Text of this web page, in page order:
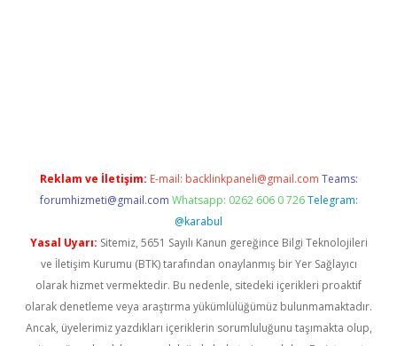
Reklam ve İletişim: E-mail: backlinkpaneli@gmail.com Teams:
forumhizmeti@gmail.com Whatsapp: 0262 606 0 726 Telegram:
@karabul
Yasal Uyarı: Sitemiz, 5651 Sayılı Kanun gereğince Bilgi Teknolojileri
ve İletişim Kurumu (BTK) tarafından onaylanmış bir Yer Sağlayıcı
olarak hizmet vermektedir. Bu nedenle, sitedeki içerikleri proaktif
olarak denetleme veya araştırma yükümlülüğümüz bulunmamaktadır.
Ancak, üyelerimiz yazdıkları içeriklerin sorumluluğunu taşımakta olup,